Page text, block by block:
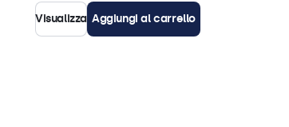
Visualizza Aggiungi al carrello